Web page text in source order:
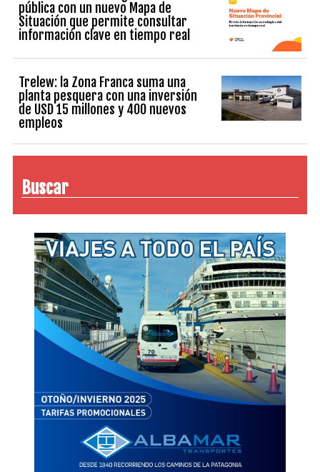
pública con un nuevo Mapa de
Situación que permite consultar
información clave en tiempo real
Trelew: la Zona Franca suma una
planta pesquera con una inversión
de USD 15 millones y 400 nuevos
empleos
Buscar